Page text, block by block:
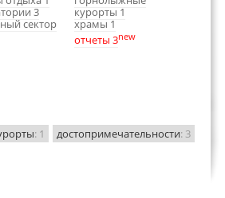
3
сектор
курорты 1
храмы 1
отчеты 3new
: 1 достопримечательности: 3